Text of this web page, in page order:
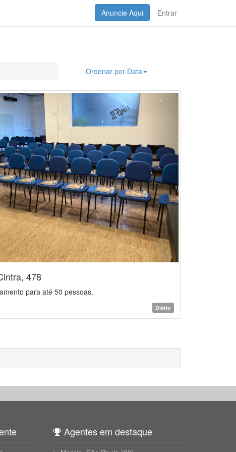
Anuncie Aqui Entrar
Ordenar por Data
›
478
para até 50 pessoas.
Diário
Agentes em destaque